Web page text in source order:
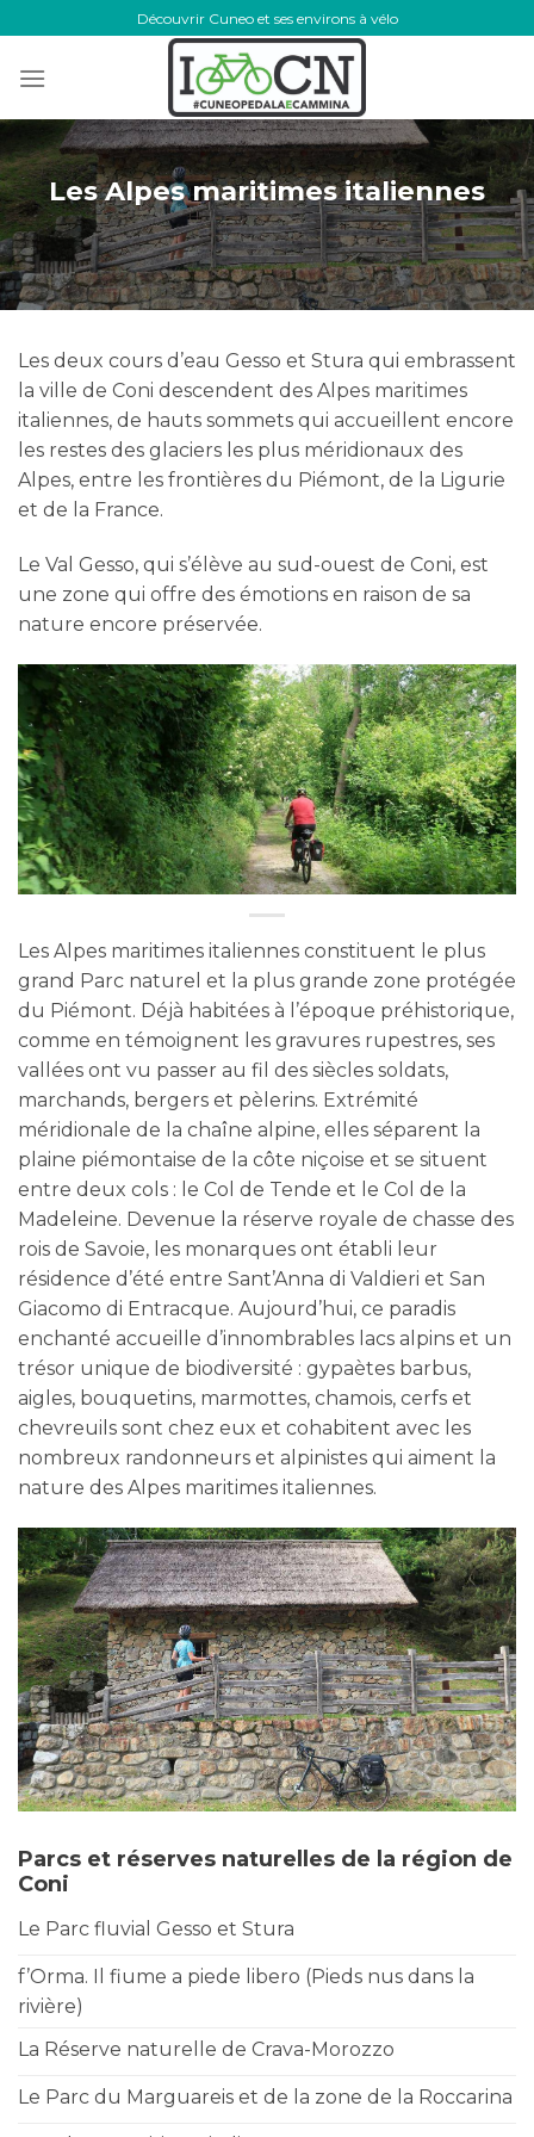
to
content
Découvrir Cuneo et ses environs à vélo
Les Alpes maritimes italiennes
Les deux cours d’eau Gesso et Stura qui embrassent
la ville de Coni descendent des Alpes maritimes
italiennes, de hauts sommets qui accueillent encore
les restes des glaciers les plus méridionaux des
Alpes, entre les frontières du Piémont, de la Ligurie
et de la France.
Le Val Gesso, qui s’élève au sud-ouest de Coni, est
une zone qui offre des émotions en raison de sa
nature encore préservée.
Les Alpes maritimes italiennes constituent le plus
grand Parc naturel et la plus grande zone protégée
du Piémont. Déjà habitées à l’époque préhistorique,
comme en témoignent les gravures rupestres, ses
vallées ont vu passer au fil des siècles soldats,
marchands, bergers et pèlerins. Extrémité
méridionale de la chaîne alpine, elles séparent la
plaine piémontaise de la côte niçoise et se situent
entre deux cols : le Col de Tende et le Col de la
Madeleine. Devenue la réserve royale de chasse des
rois de Savoie, les monarques ont établi leur
résidence d’été entre Sant’Anna di Valdieri et San
Giacomo di Entracque. Aujourd’hui, ce paradis
enchanté accueille d’innombrables lacs alpins et un
trésor unique de biodiversité : gypaètes barbus,
aigles, bouquetins, marmottes, chamois, cerfs et
chevreuils sont chez eux et cohabitent avec les
nombreux randonneurs et alpinistes qui aiment la
nature des Alpes maritimes italiennes.
Parcs et réserves naturelles de la région de
Coni
Le Parc fluvial Gesso et Stura
f’Orma. Il fiume a piede libero (Pieds nus dans la
rivière)
La Réserve naturelle de Crava-Morozzo
Le Parc du Marguareis et de la zone de la Roccarina